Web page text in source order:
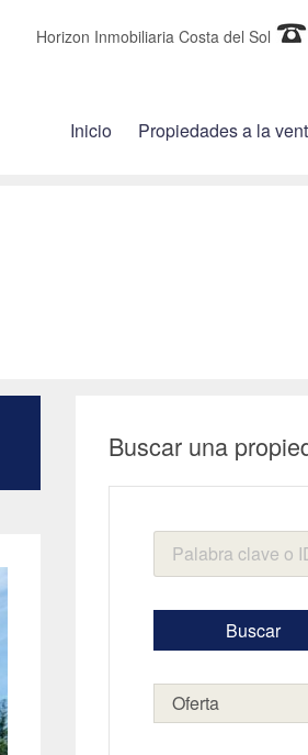
Inicio Propiedades a la
Horizon Inmobiliaria Costa del Sol
Buscar una